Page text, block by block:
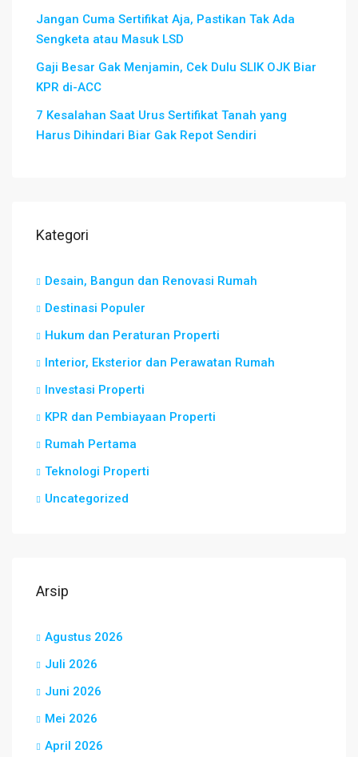
Jangan Cuma Sertifikat Aja, Pastikan Tak Ada
Sengketa atau Masuk LSD
Gaji Besar Gak Menjamin, Cek Dulu SLIK OJK Biar
KPR di-ACC
7 Kesalahan Saat Urus Sertifikat Tanah yang
Harus Dihindari Biar Gak Repot Sendiri
Kategori
Desain, Bangun dan Renovasi Rumah
Destinasi Populer
Hukum dan Peraturan Properti
Interior, Eksterior dan Perawatan Rumah
Investasi Properti
KPR dan Pembiayaan Properti
Rumah Pertama
Teknologi Properti
Uncategorized
Arsip
Agustus 2026
Juli 2026
Juni 2026
Mei 2026
April 2026